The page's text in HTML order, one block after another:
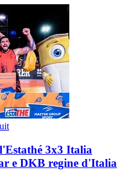
3x3 Italia
e DKB regine d'Italia